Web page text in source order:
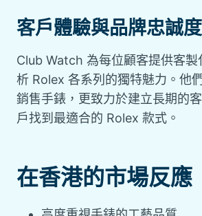
客戶體驗與品牌忠誠度
Club Watch 為每位顧客提供客製
析 Rolex 各系列的獨特魅力。他
銷售手錶，更致力於建立長期的
戶找到最適合的 Rolex 款式。
在香港的市場反應